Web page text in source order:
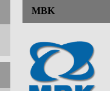
MBK